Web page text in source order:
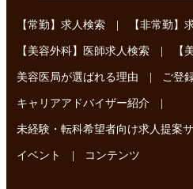
【常勤】求人検索 | 【非常勤】
【美容外科】医師求人検索 | 【
美容医局が選ばれる理由 | ご登
キャリアアドバイザー紹介 |
未経験・転科希望者向け求人提案
イベント | コンテンツ